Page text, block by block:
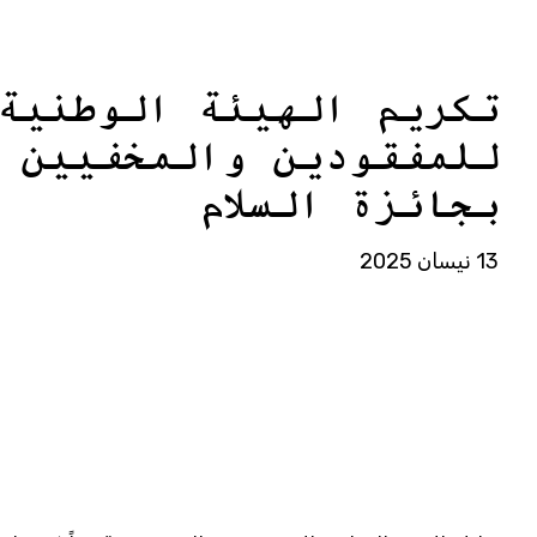
تكريم الهيئة
للمفقودين والمخفيين
بجائزة السلام
13 نيسان 2025